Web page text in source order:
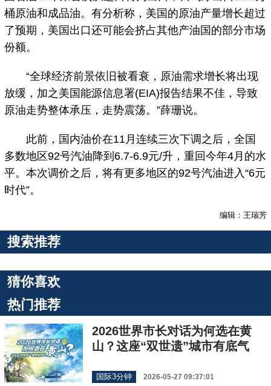
桶原油和成品油。有分析称，美国的原油产量增长超过
了预期，美国出口还可能会挤占其他产油国的部分市场
份额。
“全球经济前景依旧被看衰，原油需求增长将出现
放缓，加之美国能源信息署(EIA)报告结果不佳，导致
原油走势整体承压，走势震荡。”薛珊说。
此前，国内油价在11月连续三次下调之后，全国
多数地区92号汽油降到6.7-6.9元/升，重回今年4月的水
平。本次调价之后，将有更多地区的92号汽油进入“6元
时代”。
编辑：王瑞芳
搜索推荐
猜你喜欢
热门推荐
2026世界市长对话为何选在黄
山？这座“双世遗”城市有底气
国际3分钟 2026-05-27 09:37:01